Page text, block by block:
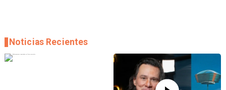
Noticias Recientes